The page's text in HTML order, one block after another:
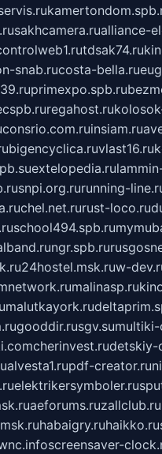
sakhcamera.rualliance-
tdsak74.ru
snab.rucosta-bella.ru
primexpo.spb.ru
regahost.ru
consrio.com.ruinsiam.ru
bigencyclica.ruvlast16.ru
extelopedia.ru
snpi.org.rurunning-
chel.net.rurust-loco.ru
school494.spb.ru
ngr.spb.ru
24hostel.msk.ruw-
malinasp.ru
malutkayork.ru
gooddir.rusgv.sumultiki-
cherinvest.rudetskiy-
alvesta1.rupdf-creator.ru
elektrikersymboler.ru
aeforums.ruzallclub.ru
habaigry.ruhaikko.ru
screensaver-